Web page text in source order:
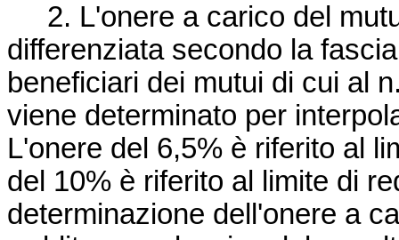
2. L'onere a carico del
differenziata secondo la
beneficiari dei mutui di cui al
viene determinato per
L'onere del 6,5% è riferito al
del 10% è riferito al limite di
determinazione dell'onere a